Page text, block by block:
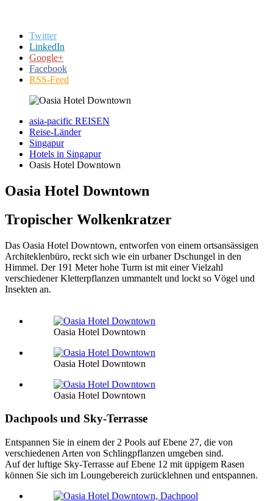
Twitter
LinkedIn
Google+
Facebook
RSS-Feed
asia-pacific REISEN
Reise-Länder
Singapur
Hotels in Singapur
Oasis Hotel Downtown
Oasia Hotel Downtown
Tropischer Wolkenkratzer
Das Oasia Hotel Downtown, entworfen von einem ortsansässigen
Architeklenbüro, reckt sich wie ein urbaner Dschungel in den
Himmel. Der 191 Meter hohe Turm ist mit einer Vielzahl
verschiedener Kletterpflanzen ummantelt und lockt so Vögel und
Insekten an.
Oasia Hotel Downtown
Oasia Hotel Downtown
Oasia Hotel Downtown
Dachpools und Sky-Terrasse
Entspannen Sie in einem der 2 Pools auf Ebene 27, die von
verschiedenen Arten von Schlingpflanzen umgeben sind.
Auf der luftige Sky-Terrasse auf Ebene 12 mit üppigem Rasen
können Sie sich im Loungebereich zurücklehnen und entspannen.